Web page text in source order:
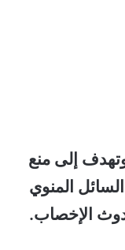
إلى منع
المنوي
الإخصاب.